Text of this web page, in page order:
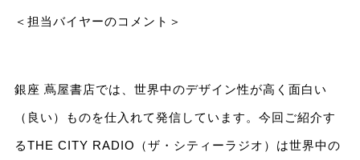
＜担当バイヤーのコメント＞
銀座 蔦屋書店では、世界中のデザイン性が高く面白い
（良い）ものを仕入れて発信しています。今回ご紹介す
るTHE CITY RADIO（ザ・シティーラジオ）は世界中の